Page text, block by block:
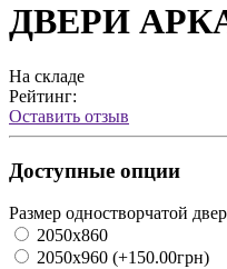
ДВЕРИ
На складе
Рейтинг:
Оставить отзыв
Доступные опции
Размер одностворчатой
2050х860
2050х960 (+150.00грн)